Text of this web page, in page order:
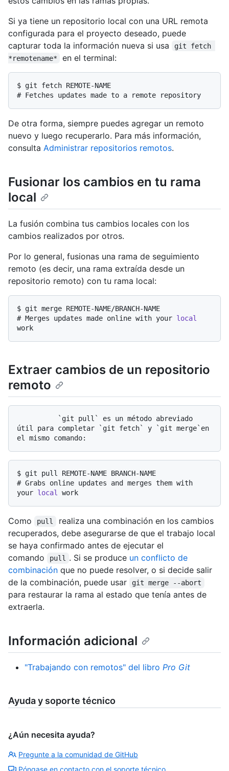
Si ya tiene un repositorio local con una URL remota
configurada para el proyecto deseado, puede
capturar toda la información nueva si usa
git fetch
*remotename*
en el terminal:
$ git fetch REMOTE-NAME
# Fetches updates made to a remote repository
De otra forma, siempre puedes agregar un remoto
nuevo y luego recuperarlo. Para más información,
consulta Administrar repositorios remotos.
Fusionar los cambios en tu rama
local
La fusión combina tus cambios locales con los
cambios realizados por otros.
Por lo general, fusionas una rama de seguimiento
remoto (es decir, una rama extraída desde un
repositorio remoto) con tu rama local:
$ git merge REMOTE-NAME/BRANCH-NAME
# Merges updates made online with your local
work
Extraer cambios de un repositorio
remoto
útil para completar `git fetch` y `git merge`en
$ git pull REMOTE-NAME BRANCH-NAME
# Grabs online updates and merges them with
your local work
Como pull
realiza una combinación en los cambios
recuperados, debe asegurarse de que el trabajo local
se haya confirmado antes de ejecutar el
comando
pull . Si se produce un conflicto de
combinación que no puede resolver, o si decide salir
de la combinación, puede usar
git merge --abort
para restaurar la rama al estado que tenía antes de
extraerla.
Información adicional
"Trabajando con remotos" del libro Pro Git
Ayuda y soporte técnico
¿Aún necesita ayuda?
Pregunte a la comunidad de GitHub
Póngase en contacto con el soporte técnico.